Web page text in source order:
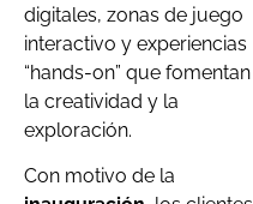
digitales, zonas de juego
interactivo y experiencias
“hands-on” que fomentan
la creatividad y la
exploración.
Con motivo de la